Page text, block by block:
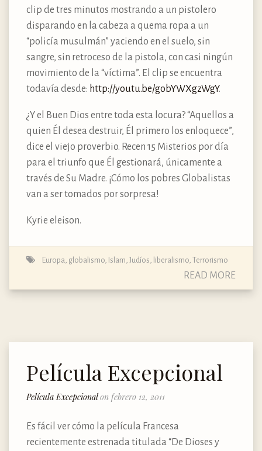
clip de tres minutos mostrando a un pistolero
disparando en la cabeza a quema ropa a un
“policía musulmán” yaciendo en el suelo, sin
sangre, sin retroceso de la pistola, con casi ningún
movimiento de la “víctima”. El clip se encuentra
todavía desde: http://youtu.be/gobYWXgzWgY.
¿Y el Buen Dios entre toda esta locura? “Aquellos a
quien Él desea destruir, Él primero los enloquece”,
dice el viejo proverbio. Recen 15 Misterios por día
para el triunfo que Él gestionará, únicamente a
través de Su Madre. ¡Cómo los pobres Globalistas
van a ser tomados por sorpresa!
Kyrie eleison.
Europa globalismo Islam Judíos liberalismo Terrorismo
READ MORE
Película Excepcional
Película Excepcionalon febrero 12, 2011
Es fácil ver cómo la película Francesa
recientemente estrenada titulada “De Dioses y